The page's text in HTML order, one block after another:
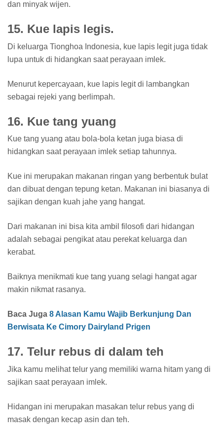
dan minyak wijen.
15. Kue lapis legis.
Di keluarga Tionghoa Indonesia, kue lapis legit juga tidak
lupa untuk di hidangkan saat perayaan imlek.
Menurut kepercayaan, kue lapis legit di lambangkan
sebagai rejeki yang berlimpah.
16. Kue tang yuang
Kue tang yuang atau bola-bola ketan juga biasa di
hidangkan saat perayaan imlek setiap tahunnya.
Kue ini merupakan makanan ringan yang berbentuk bulat
dan dibuat dengan tepung ketan. Makanan ini biasanya di
sajikan dengan kuah jahe yang hangat.
Dari makanan ini bisa kita ambil filosofi dari hidangan
adalah sebagai pengikat atau perekat keluarga dan
kerabat.
Baiknya menikmati kue tang yuang selagi hangat agar
makin nikmat rasanya.
Baca Juga 8 Alasan Kamu Wajib Berkunjung Dan
Berwisata Ke Cimory Dairyland Prigen
17. Telur rebus di dalam teh
Jika kamu melihat telur yang memiliki warna hitam yang di
sajikan saat perayaan imlek.
Hidangan ini merupakan masakan telur rebus yang di
masak dengan kecap asin dan teh.